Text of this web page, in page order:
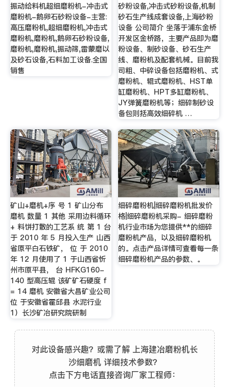
振动给料机超细磨粉机-冲击式
磨粉机-鹅卵石砂粉设备-主营:
高压磨粉机,超细磨粉机,冲击式
磨粉机,磨粉机,鹅卵石砂粉设备,
磨粉机,磨粉机,振动筛,雷蒙磨以
及砂石设备,石料加工设备.全国
销售
砂粉设备,冲击式砂粉设备,机制
砂石生产线成套设备,上海砂粉
设备 公司简介 坐落于浦东金桥
开发区金桥路，主要产品即为磨
粉设备、制砂设备、砂石生产
线、磨粉机及配套机械。目前我
司粗、中碎设备包括磨粉机、式
磨粉机、辊式磨粉机、HST单
缸磨粉机、HPT多缸磨粉机、
JY弹簧磨粉机等；细碎制砂设
备包则括高效细碎机 …
矿山+磨机+序 号 1 矿山分布
磨机 数量 1 其他 采用边料循环
+ 料饼打散的工艺系 统 第 1 台
于 2010 年 5 月投入生产 山西
省原平白石铁矿， 位 于 2010
年 12 月使用了 1 于山西省忻
州市原平县， 台 HFKG160-
140 型高压辊 该矿矿石硬度 f
= 14 磨机 安徽省大昌矿业公司
位 于安徽省霍邱县 水泥行业
1）长沙矿冶研究院研制
细碎磨粉机|细碎磨粉机批发价
格|细碎磨粉机采购- 细碎磨粉
机行业市场为您提供**的细碎
磨粉机产品，以及细碎磨粉机
的。点击产品详情可查看每一条
细碎磨粉机产品的参数、。
对此设备感兴趣？或需了解 上海建冶磨粉机长
沙细磨机 详细技术参数？
点击下方电话直接咨询厂家工程师：